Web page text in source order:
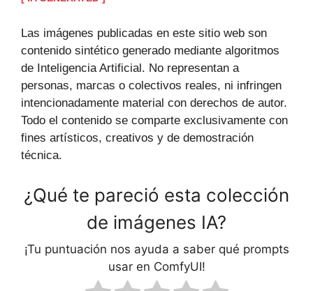
Las imágenes publicadas en este sitio web son
contenido sintético generado mediante algoritmos
de Inteligencia Artificial. No representan a
personas, marcas o colectivos reales, ni infringen
intencionadamente material con derechos de autor.
Todo el contenido se comparte exclusivamente con
fines artísticos, creativos y de demostración
técnica.
¿Qué te pareció esta colección
de imágenes IA?
¡Tu puntuación nos ayuda a saber qué prompts
usar en ComfyUI!